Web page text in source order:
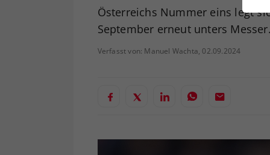
Österreichs Nummer eins legt
September erneut unters Messer.
Verfasst von: Manuel Wachta, 02.09.2024